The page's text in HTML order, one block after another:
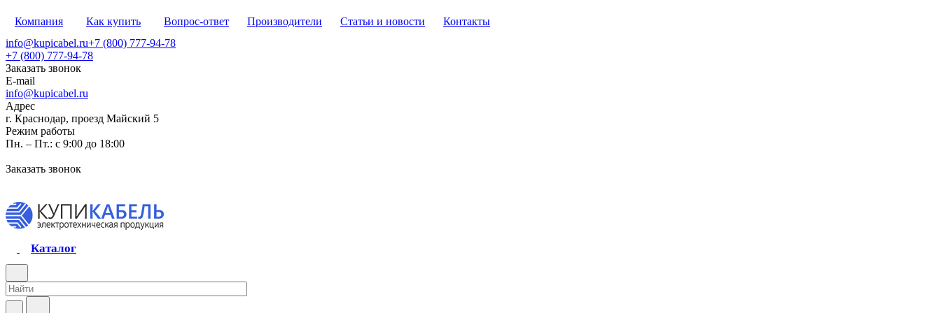
Компания Как купить Вопрос-ответ Производители Статьи и новости
Контакты
info@kupicabel.ru+7 (800) 777-94-78
+7 (800) 777-94-78
Заказать звонок
E-mail
info@kupicabel.ru
Адрес
г. Краснодар, проезд Майский 5
Режим работы
Пн. – Пт.: с 9:00 до 18:00
Заказать звонок
Каталог